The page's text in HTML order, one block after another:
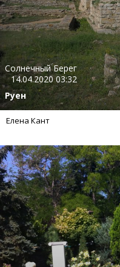
Солнечный Берег
14.04.2020 03:32
Руен
Елена Кант